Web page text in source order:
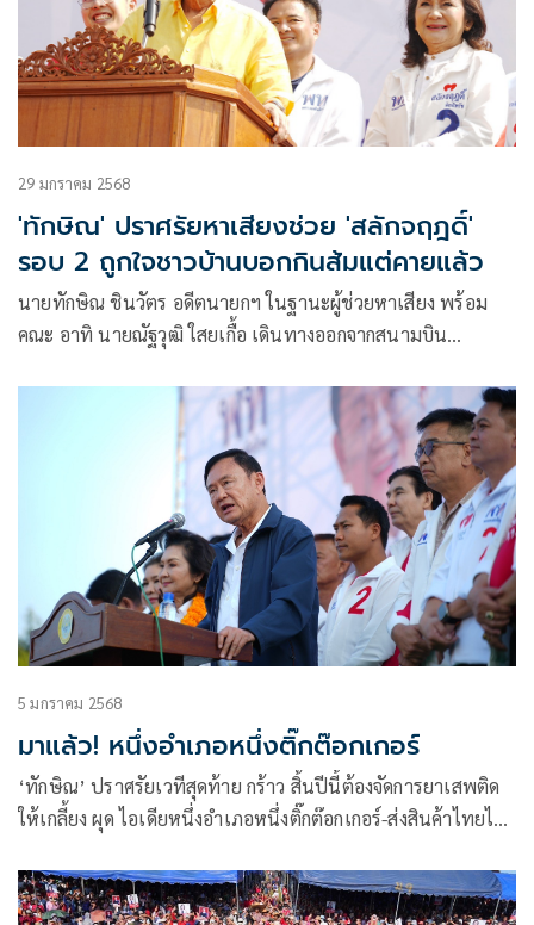
29 มกราคม 2568
'ทักษิณ' ปราศรัยหาเสียงช่วย 'สลักจฤฎดิ์'
รอบ 2 ถูกใจชาวบ้านบอกกินส้มแต่คายแล้ว
นายทักษิณ ชินวัตร อดีตนายกฯ ในฐานะผู้ช่วยหาเสียง พร้อม
คณะ อาทิ นายณัฐวุฒิ ใสยเกื้อ เดินทางออกจากสนามบิน
จ.เชียงราย เพื่อลงพื้นที่ช่วยนางสลักจฤฎดิ์ ติยะไพรัช
5 มกราคม 2568
มาแล้ว! หนึ่งอำเภอหนึ่งติ๊กต๊อกเกอร์
‘ทักษิณ’ ปราศรัยเวทีสุดท้าย กร้าว สิ้นปีนี้ต้องจัดการยาเสพติด
ให้เกลี้ยง ผุด ไอเดียหนึ่งอำเภอหนึ่งติ๊กต๊อกเกอร์-ส่งสินค้าไทยไป
เลยมาลงกับนายกฯ